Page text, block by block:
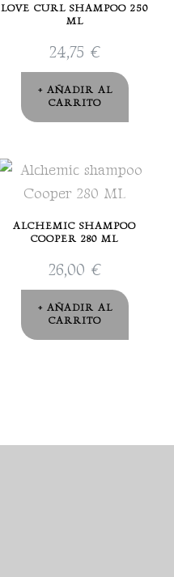
LOVE CURL SHAMPOO 250
ML
24,75 €
AÑADIR AL
CARRITO
ALCHEMIC SHAMPOO
COOPER 280 ML
26,00 €
AÑADIR AL
CARRITO